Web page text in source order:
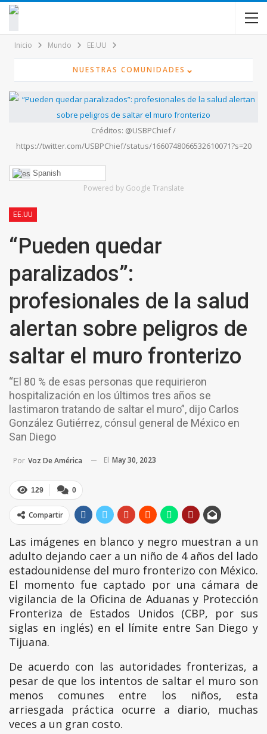
contenido
Inicio Mundo EE.UU
NUESTRAS COMUNIDADES ⌄
Créditos: @USBPChief /
https://twitter.com/USBPChief/status/1660748066532610071?s=20
Spanish
Powered by Google Translate
EE.UU
“Pueden quedar
paralizados”:
profesionales de la salud
alertan sobre peligros de
saltar el muro fronterizo
“El 80 % de esas personas que requirieron
hospitalización en los últimos tres años se
lastimaron tratando de saltar el muro”, dijo Carlos
González Gutiérrez, cónsul general de México en
San Diego
Por Voz De América El May 30, 2023
0
129
Compartir
Las imágenes en blanco y negro muestran a un
adulto dejando caer a un niño de 4 años del lado
estadounidense del muro fronterizo con México.
El momento fue captado por una cámara de
vigilancia de la Oficina de Aduanas y Protección
Fronteriza de Estados Unidos (CBP, por sus
siglas en inglés) en el límite entre San Diego y
Tijuana.
De acuerdo con las autoridades fronterizas, a
pesar de que los intentos de saltar el muro son
menos comunes entre los niños, esta
arriesgada práctica ocurre a diario, muchas
veces a un gran costo.